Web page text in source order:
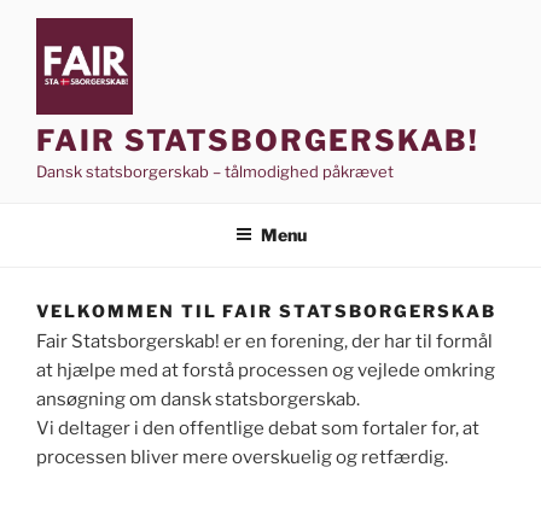
Videre
indhold
FAIR STATSBORGERSKAB!
Dansk statsborgerskab – tålmodighed påkrævet
Menu
VELKOMMEN TIL FAIR STATSBORGERSKAB
Fair Statsborgerskab! er en forening, der har til formål
at hjælpe med at forstå processen og vejlede omkring
ansøgning om dansk statsborgerskab.
Vi deltager i den offentlige debat som fortaler for, at
processen bliver mere overskuelig og retfærdig.